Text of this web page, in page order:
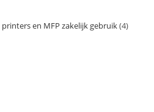
printers en MFP zakelijk gebruik 4